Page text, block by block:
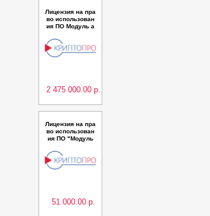
Лицензия на пра
во использован
ия ПО Модуль а
myDSS для ПАК
КриптоПро DSS
версии 2.0 до 3
2 475 000.00 р.
Лицензия на пра
во использован
ия ПО "Модуль
КриптоКлюч" дл
я ПК "КриптоПро
Ключ" версии 1.
51 000.00 р.